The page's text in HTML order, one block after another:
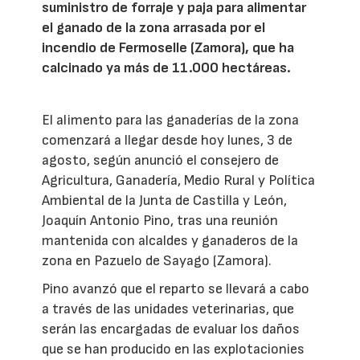
suministro de forraje y paja para alimentar
el ganado de la zona arrasada por el
incendio de Fermoselle (Zamora), que ha
calcinado ya más de 11.000 hectáreas.
El alimento para las ganaderías de la zona
comenzará a llegar desde hoy lunes, 3 de
agosto, según anunció el consejero de
Agricultura, Ganadería, Medio Rural y Política
Ambiental de la Junta de Castilla y León,
Joaquín Antonio Pino, tras una reunión
mantenida con alcaldes y ganaderos de la
zona en Pazuelo de Sayago (Zamora).
Pino avanzó que el reparto se llevará a cabo
a través de las unidades veterinarias, que
serán las encargadas de evaluar los daños
que se han producido en las explotacionies